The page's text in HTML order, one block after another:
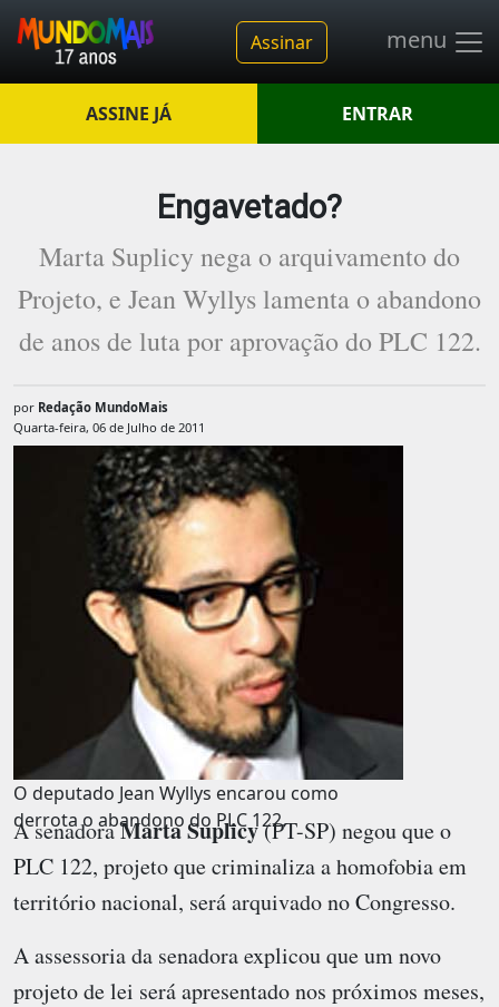
Assinar menu
ASSINE JÁ ENTRAR
Engavetado?
Marta Suplicy nega o arquivamento do
Projeto, e Jean Wyllys lamenta o abandono
de anos de luta por aprovação do PLC 122.
por Redação MundoMais
Quarta-feira, 06 de Julho de 2011
O deputado Jean Wyllys encarou como
derrota o abandono do PLC 122.
A senadoraMarta Suplicy(PT-SP) negou que o
PLC 122, projeto que criminaliza a homofobia em
território nacional, será arquivado no Congresso.
A assessoria da senadora explicou que um novo
projeto de lei será apresentado nos próximos meses,